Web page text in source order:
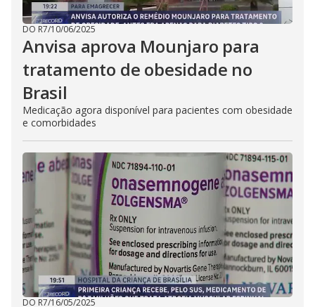
DO R7/10/06/2025
Anvisa aprova Mounjaro para
tratamento de obesidade no
Brasil
Medicação agora disponível para pacientes com obesidade
e comorbidades
DO R7/16/05/2025